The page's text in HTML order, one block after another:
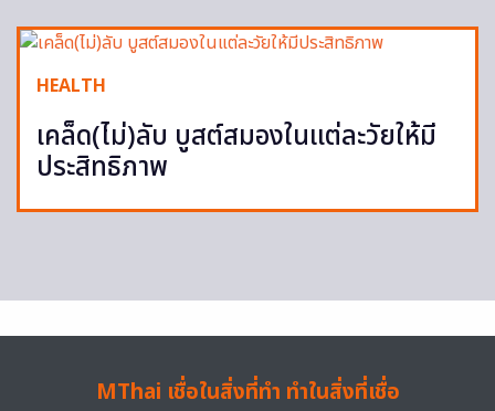
HEALTH
เคล็ด(ไม่)ลับ บูสต์สมองในแต่ละวัยให้มี
ประสิทธิภาพ
MThai เชื่อในสิ่งที่ทำ ทำในสิ่งที่เชื่อ